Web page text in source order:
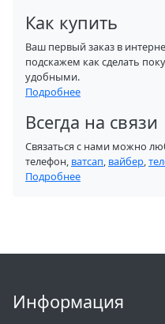
Как купить
Ваш первый заказ в
подскажем как сделать
удобными.
Подробнее
Всегда на связи
Связаться с нами можно
телефон, ватсап, вайбер,
Подробнее
Информация